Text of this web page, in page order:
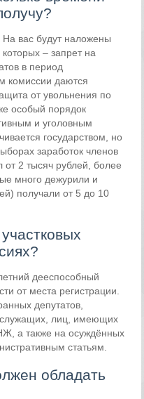
вас будут наложены
– запрет на
в период
комиссии даются
от увольнения по
особый порядок
и уголовным
государством, но
заработок членов
2 тысяч рублей, более
много дежурили и
получали от 5 до 10
дееспособный
от места регистрации.
депутатов,
служащих, лиц, имеющих
а также на осуждённых
статьям.
обладать